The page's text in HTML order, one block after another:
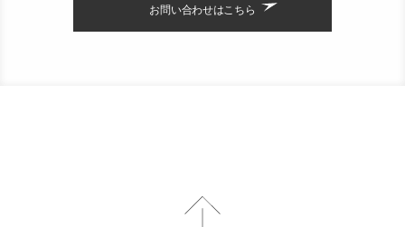
お問い合わせはこちら